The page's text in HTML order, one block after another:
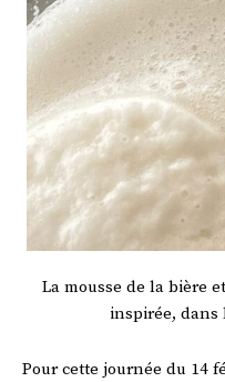
La mousse de la bière
inspirée, dans
Pour cette journée du 14